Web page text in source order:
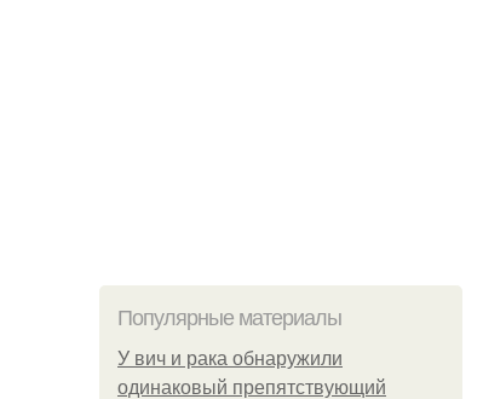
Популярные материалы
У вич и рака обнаружили
одинаковый препятствующий